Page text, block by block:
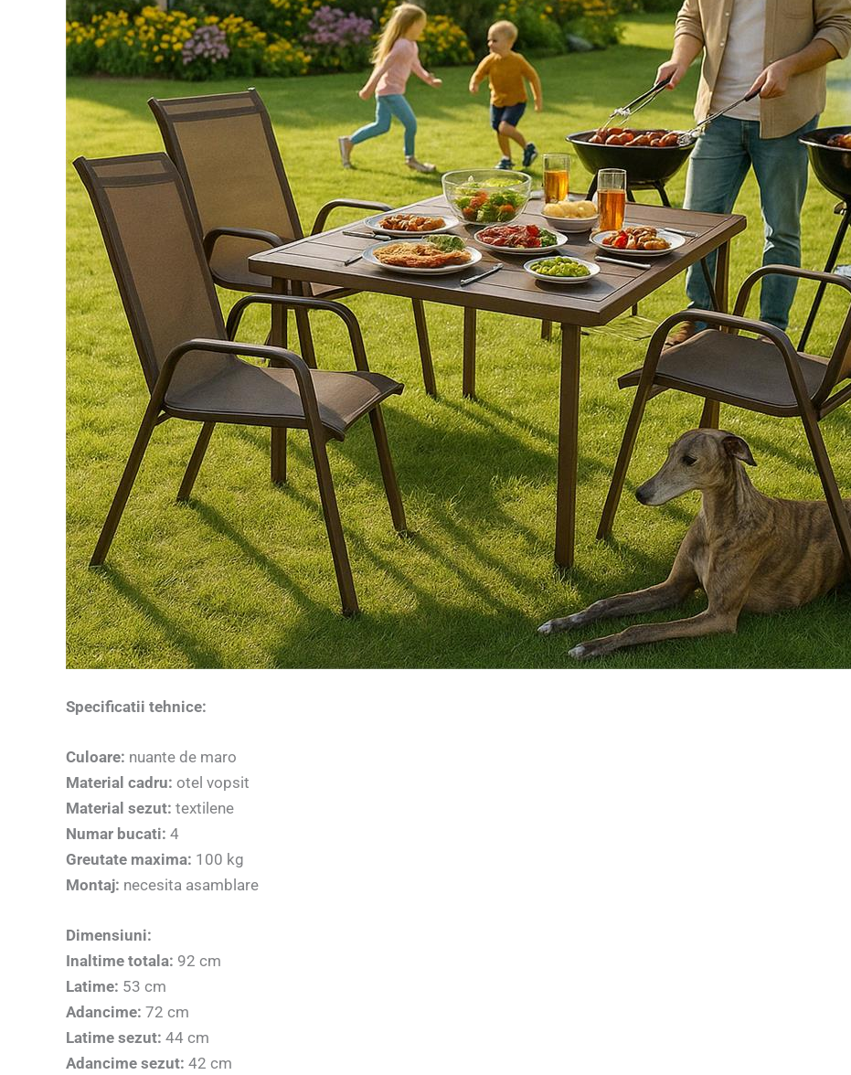
Specificatii tehnice:
Culoare: nuante de maro
Material cadru: otel vopsit
Material sezut: textilene
Numar bucati: 4
Greutate maxima: 100 kg
Montaj: necesita asamblare
Dimensiuni:
Inaltime totala: 92 cm
Latime: 53 cm
Adancime: 72 cm
Latime sezut: 44 cm
Adancime sezut: 42 cm